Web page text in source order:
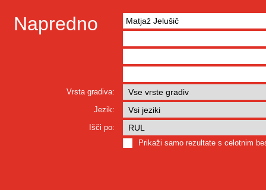
Napredno
Vrsta gradiva:
Jezik:
Išči po:
Prikaži samo rezultate s celotnim